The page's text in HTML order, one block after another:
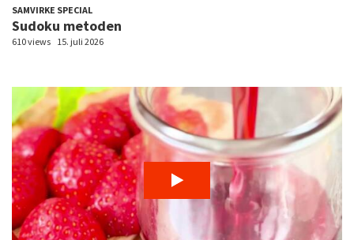
SAMVIRKE SPECIAL
Sudoku metoden
610 views 15. juli 2026